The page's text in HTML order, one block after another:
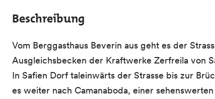
Beschreibung
Vom Berggasthaus Beverin aus geht es der
Ausgleichsbecken der Kraftwerke Zerfreila von
In Safien Dorf taleinwärts der Strasse bis zur
es weiter nach Camanaboda, einer